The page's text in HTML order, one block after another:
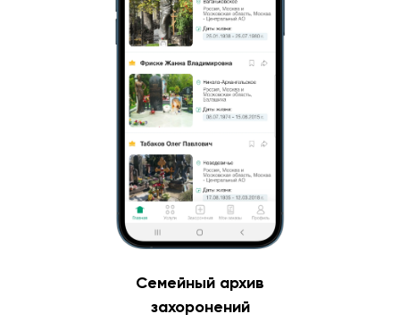
Семейный архив
захоронений